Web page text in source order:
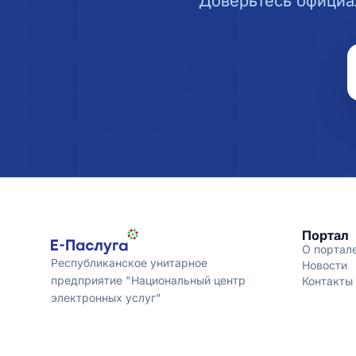
Республиканское унитарное
предприятие "Национальный центр
электронных услуг"
Портал
О
Новости
Контакты